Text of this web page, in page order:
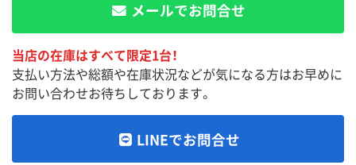
メールでお問合せ
当店の在庫はすべて限定1台！
支払い方法や総額や在庫状況などが気になる方はお早めに
お問い合わせお待ちしております。
LINEでお問合せ